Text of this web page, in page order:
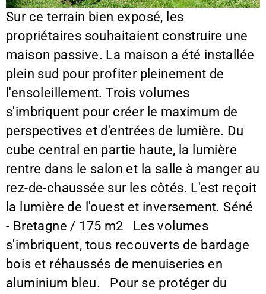
Sur ce terrain bien exposé, les
propriétaires souhaitaient construire une
maison passive. La maison a été installée
plein sud pour profiter pleinement de
l'ensoleillement. Trois volumes
s'imbriquent pour créer le maximum de
perspectives et d'entrées de lumière. Du
cube central en partie haute, la lumière
rentre dans le salon et la salle à manger au
rez-de-chaussée sur les côtés. L'est reçoit
la lumière de l'ouest et inversement. Séné
- Bretagne / 175 m2 Les volumes
s'imbriquent, tous recouverts de bardage
bois et réhaussés de menuiseries en
aluminium bleu. Pour se protéger du